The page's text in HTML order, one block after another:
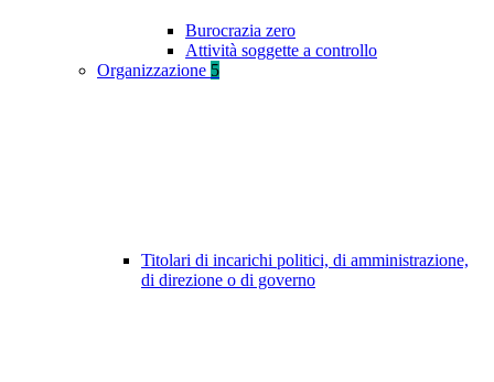
Burocrazia zero
Attività soggette a controllo
Organizzazione 5
Titolari di incarichi politici, di amministrazione,
di direzione o di governo